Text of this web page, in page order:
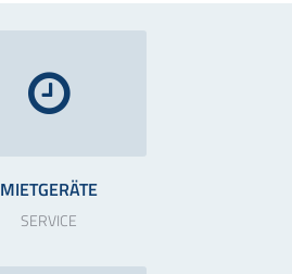
MIETGERÄTE
SERVICE